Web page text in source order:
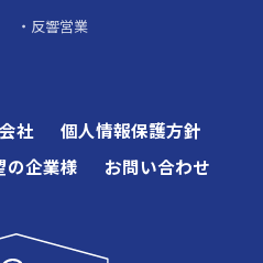
反響営業
社
個人情報保護方針
の企業様 お問い合わせ